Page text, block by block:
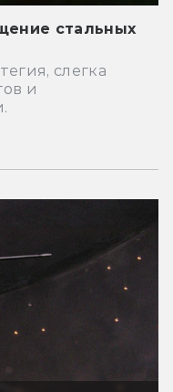
стальных
слегка
и